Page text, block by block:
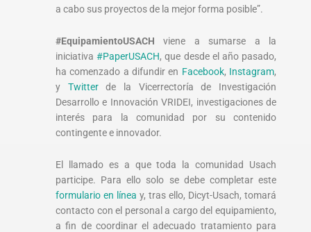
a cabo sus proyectos de la mejor forma posible”.
#EquipamientoUSACH viene a sumarse a la
iniciativa#PaperUSACH, que desde el año pasado,
ha comenzado a difundir en Facebook, Instagram,
y Twitterde la Vicerrectoría de Investigación
Desarrollo e Innovación VRIDEI, investigaciones de
interés para la comunidad por su contenido
contingente e innovador.
El llamado es a que toda la comunidad Usach
participe. Para ello solo se debe completar este
formulario en línea y, tras ello, Dicyt-Usach, tomará
contacto con el personal a cargo del equipamiento,
a fin de coordinar el adecuado tratamiento para